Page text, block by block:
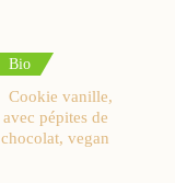
Bio
Cookie vanille,
avec pépites de
chocolat, vegan